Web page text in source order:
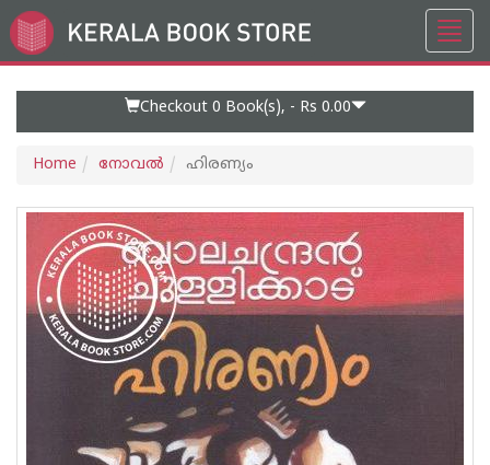
Go
to
Checkout 0 Book(s), - Rs 0.00
Home നോവല്‍ ഹിരണ്യം